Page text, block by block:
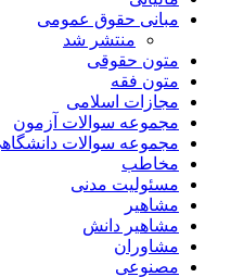
مبانی حقوق عمومی
منتشر شد
متون حقوقی
متون فقه
مجازات اسلامی
مجموعه سوالات آزمون
مجموعه سوالات
مخاطب
مسئولیت مدنی
مشاهیر
مشاهیر دانش
مشاوران
مصنوعی